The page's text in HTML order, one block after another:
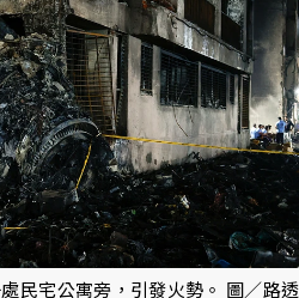
民宅公寓旁，引發火勢。 圖／路透